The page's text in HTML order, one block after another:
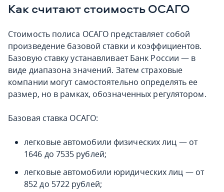
Как считают стоимость ОСАГО
Стоимость полиса ОСАГО представляет собой
произведение базовой ставки и коэффициентов.
Базовую ставку устанавливает Банк России — в
виде диапазона значений. Затем страховые
компании могут самостоятельно определять ее
размер, но в рамках, обозначенных регулятором.
Базовая ставка ОСАГО:
легковые автомобили физических лиц — от
1646 до 7535 рублей;
легковые автомобили юридических лиц — от
852 до 5722 рублей;